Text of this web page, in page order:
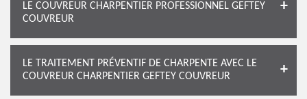
LE COUVREUR CHARPENTIER PROFESSIONNEL GEFTEY
COUVREUR
LE TRAITEMENT PRÉVENTIF DE CHARPENTE AVEC LE
COUVREUR CHARPENTIER GEFTEY COUVREUR